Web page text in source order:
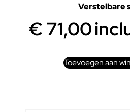
Verstelbare
€71,00
Toevoegen aan